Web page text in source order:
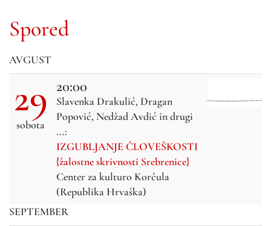
Spored
AVGUST
29
sobota
20:00
Slavenka Drakulić, Dragan
Popović, Nedžad Avdić in drugi
...:
IZGUBLJANJE ČLOVEŠKOSTI
{žalostne skrivnosti Srebrenice}
Center za kulturo Korčula
(Republika Hrvaška)
SEPTEMBER